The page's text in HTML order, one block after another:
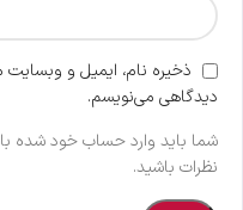
ذخیره نام، ایمیل و وبسایت
دیدگاهی می‌نویسم.
شما باید وارد حساب خود شده
نظرات باشید.